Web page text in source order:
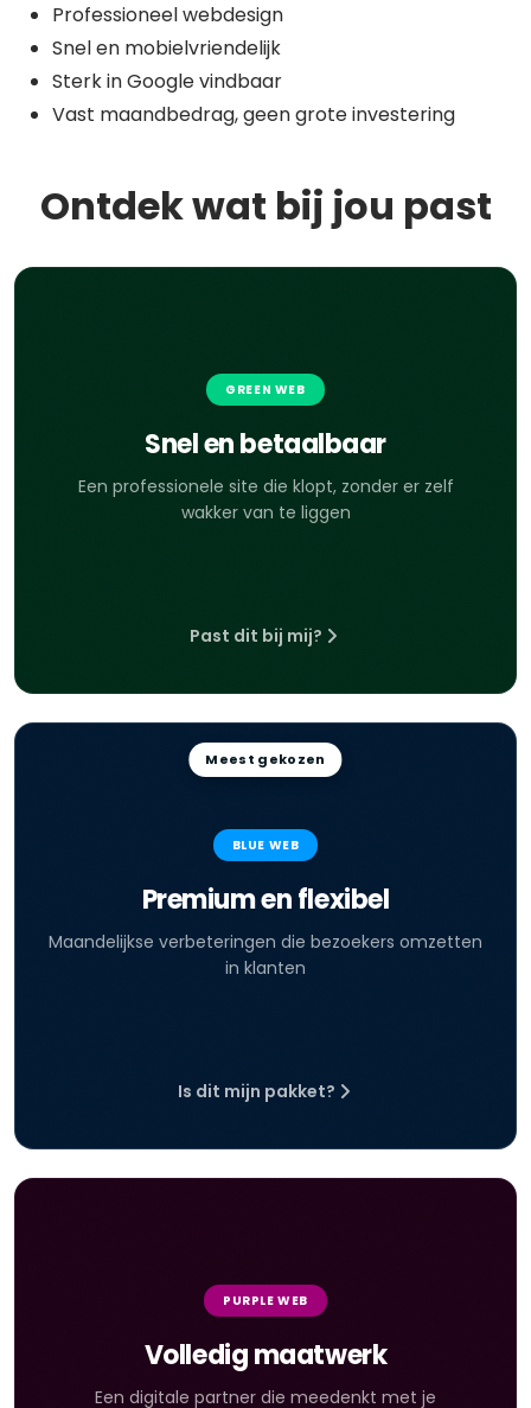
Professioneel webdesign
Snel en mobielvriendelijk
Sterk in Google vindbaar
Vast maandbedrag, geen grote investering
Ontdek wat bij jou past
GREEN WEB
Snel en betaalbaar
Een professionele site die klopt, zonder er zelf
wakker van te liggen
Past dit bij mij?
Meest gekozen
BLUE WEB
Premium en flexibel
Maandelijkse verbeteringen die bezoekers omzetten
in klanten
Is dit mijn pakket?
PURPLE WEB
Volledig maatwerk
Een digitale partner die meedenkt met je